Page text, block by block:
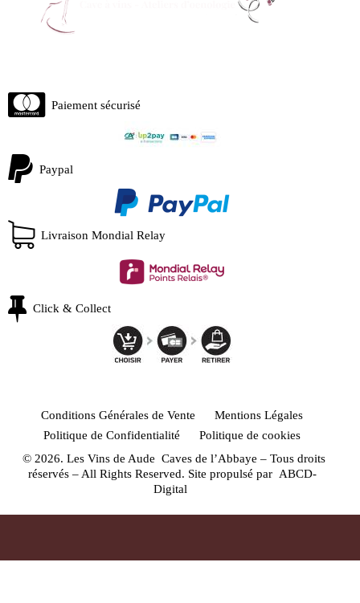
Paiement sécurisé
Paypal
Livraison Mondial Relay
Click & Collect
Conditions Générales de Vente
Mentions Légales
Politique de Confidentialité
Politique de cookies
© 2026. Les Vins de Aude Caves de l’Abbaye – Tous droits
réservés – All Rights Reserved. Site propulsé par ABCD-
Digital